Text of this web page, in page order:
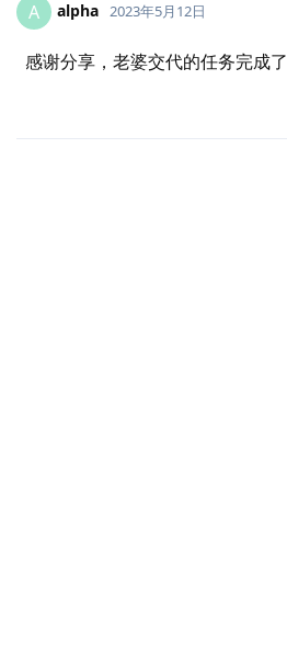
A alpha 2023年5月12日
感谢分享，老婆交代的任务完成了